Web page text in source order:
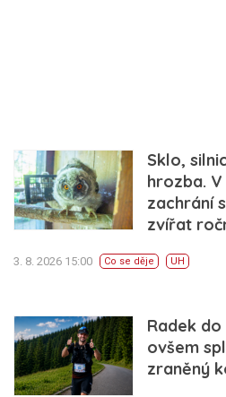
Sklo,
hrozba.
zachrání
zvířat
3. 8. 2026 15:00 Co se děje UH
Radek
ovšem
zraněný